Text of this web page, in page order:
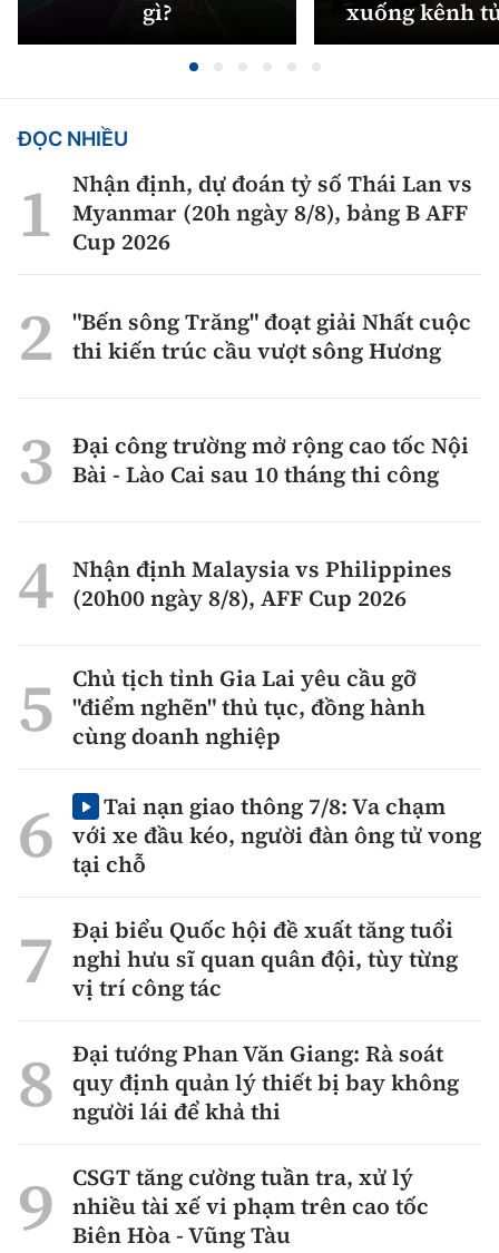
gì? xuống kênh
ĐỌC NHIỀU
Nhận định, dự đoán tỷ số Thái Lan vs
Myanmar (20h ngày 8/8), bảng B AFF
Cup 2026
"Bến sông Trăng" đoạt giải Nhất cuộc
thi kiến trúc cầu vượt sông Hương
Đại công trường mở rộng cao tốc Nội
Bài - Lào Cai sau 10 tháng thi công
Nhận định Malaysia vs Philippines
(20h00 ngày 8/8), AFF Cup 2026
Chủ tịch tỉnh Gia Lai yêu cầu gỡ
"điểm nghẽn" thủ tục, đồng hành
cùng doanh nghiệp
Tai nạn giao thông 7/8: Va chạm
với xe đầu kéo, người đàn ông tử vong
tại chỗ
Đại biểu Quốc hội đề xuất tăng tuổi
nghỉ hưu sĩ quan quân đội, tùy từng
vị trí công tác
Đại tướng Phan Văn Giang: Rà soát
quy định quản lý thiết bị bay không
người lái để khả thi
CSGT tăng cường tuần tra, xử lý
nhiều tài xế vi phạm trên cao tốc
Biên Hòa - Vũng Tàu